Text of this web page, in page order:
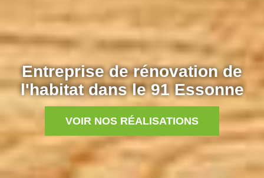
Entreprise de rénovation de
l'habitat dans le 91 Essonne
VOIR NOS RÉALISATIONS